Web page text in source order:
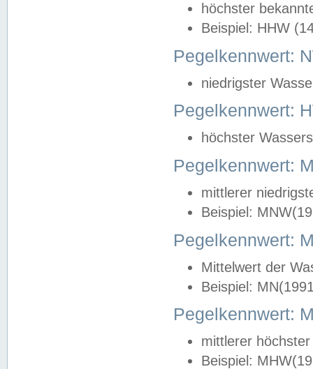
höchster
Beispiel: HHW
Pegelkennwert:
niedrigster
Pegelkennwert:
höchster
Pegelkennwert:
mittlerer
Beispiel:
Pegelkennwert:
Mittelwert der
Beispiel:
Pegelkennwert:
mittlerer
Beispiel: